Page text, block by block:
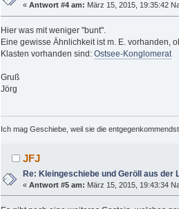
«Antwort #4 am: März 15, 2015, 19:35:42
Hier was mit weniger "bunt".
Eine gewisse Ähnlichkeit ist m. E. vorhanden,
Klasten vorhanden sind: Ostsee-Konglomerat
Gruß
Jörg
Ich mag Geschiebe, weil sie die
JFJ
Re: Kleingeschiebe und Geröll aus der
«Antwort #5 am: März 15, 2015, 19:43:34